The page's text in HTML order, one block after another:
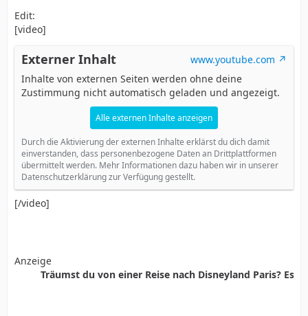
Edit:
[video]
Externer Inhalt
www.youtube.com
Inhalte von externen Seiten werden ohne deine
Zustimmung nicht automatisch geladen und angezeigt.
Alle externen Inhalte anzeigen
Durch die Aktivierung der externen Inhalte erklärst du dich damit
einverstanden, dass personenbezogene Daten an Drittplattformen
übermittelt werden. Mehr Informationen dazu haben wir in unserer
Datenschutzerklärung zur Verfügung gestellt.
[/video]
Anzeige
Träumst du von einer Reise nach Disneyland Paris? Es